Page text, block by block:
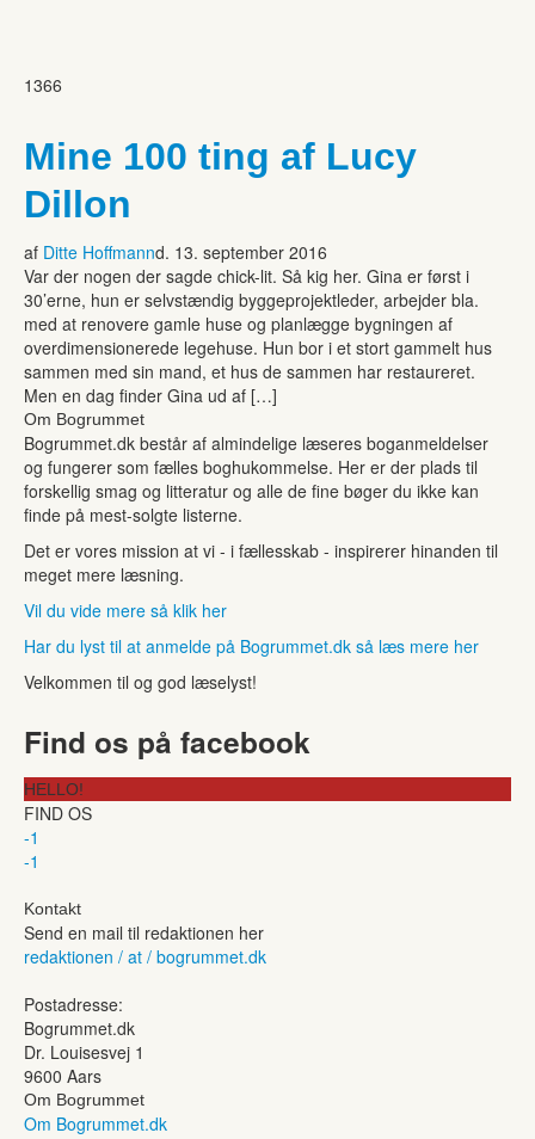
1366
Mine 100 ting af Lucy
Dillon
af Ditte Hoffmannd. 13. september 2016
Var der nogen der sagde chick-lit. Så kig her. Gina er først i
30’erne, hun er selvstændig byggeprojektleder, arbejder bla.
med at renovere gamle huse og planlægge bygningen af
overdimensionerede legehuse. Hun bor i et stort gammelt hus
sammen med sin mand, et hus de sammen har restaureret.
Men en dag finder Gina ud af […]
Om Bogrummet
Bogrummet.dk består af almindelige læseres boganmeldelser
og fungerer som fælles boghukommelse. Her er der plads til
forskellig smag og litteratur og alle de fine bøger du ikke kan
finde på mest-solgte listerne.
Det er vores mission at vi - i fællesskab - inspirerer hinanden til
meget mere læsning.
Vil du vide mere så klik her
Har du lyst til at anmelde på Bogrummet.dk så læs mere her
Velkommen til og god læselyst!
Find os på facebook
HELLO!
FIND OS
-1
-1
Kontakt
Send en mail til redaktionen her
redaktionen / at / bogrummet.dk
Postadresse:
Bogrummet.dk
Dr. Louisesvej 1
9600 Aars
Om Bogrummet
Om Bogrummet.dk